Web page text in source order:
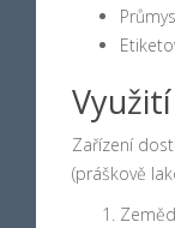
Zařízení
(práškově